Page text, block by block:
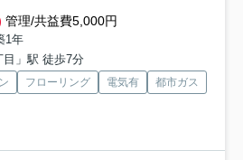
管理/共益費5,000円
1年
」駅 徒歩7分
フローリング 電気有
都市ガス